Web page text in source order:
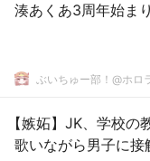
湊あくあ3周年始ま
ぶいちゅー部！@ホロ
【嫉妬】JK、学校
歌いながら男子に接